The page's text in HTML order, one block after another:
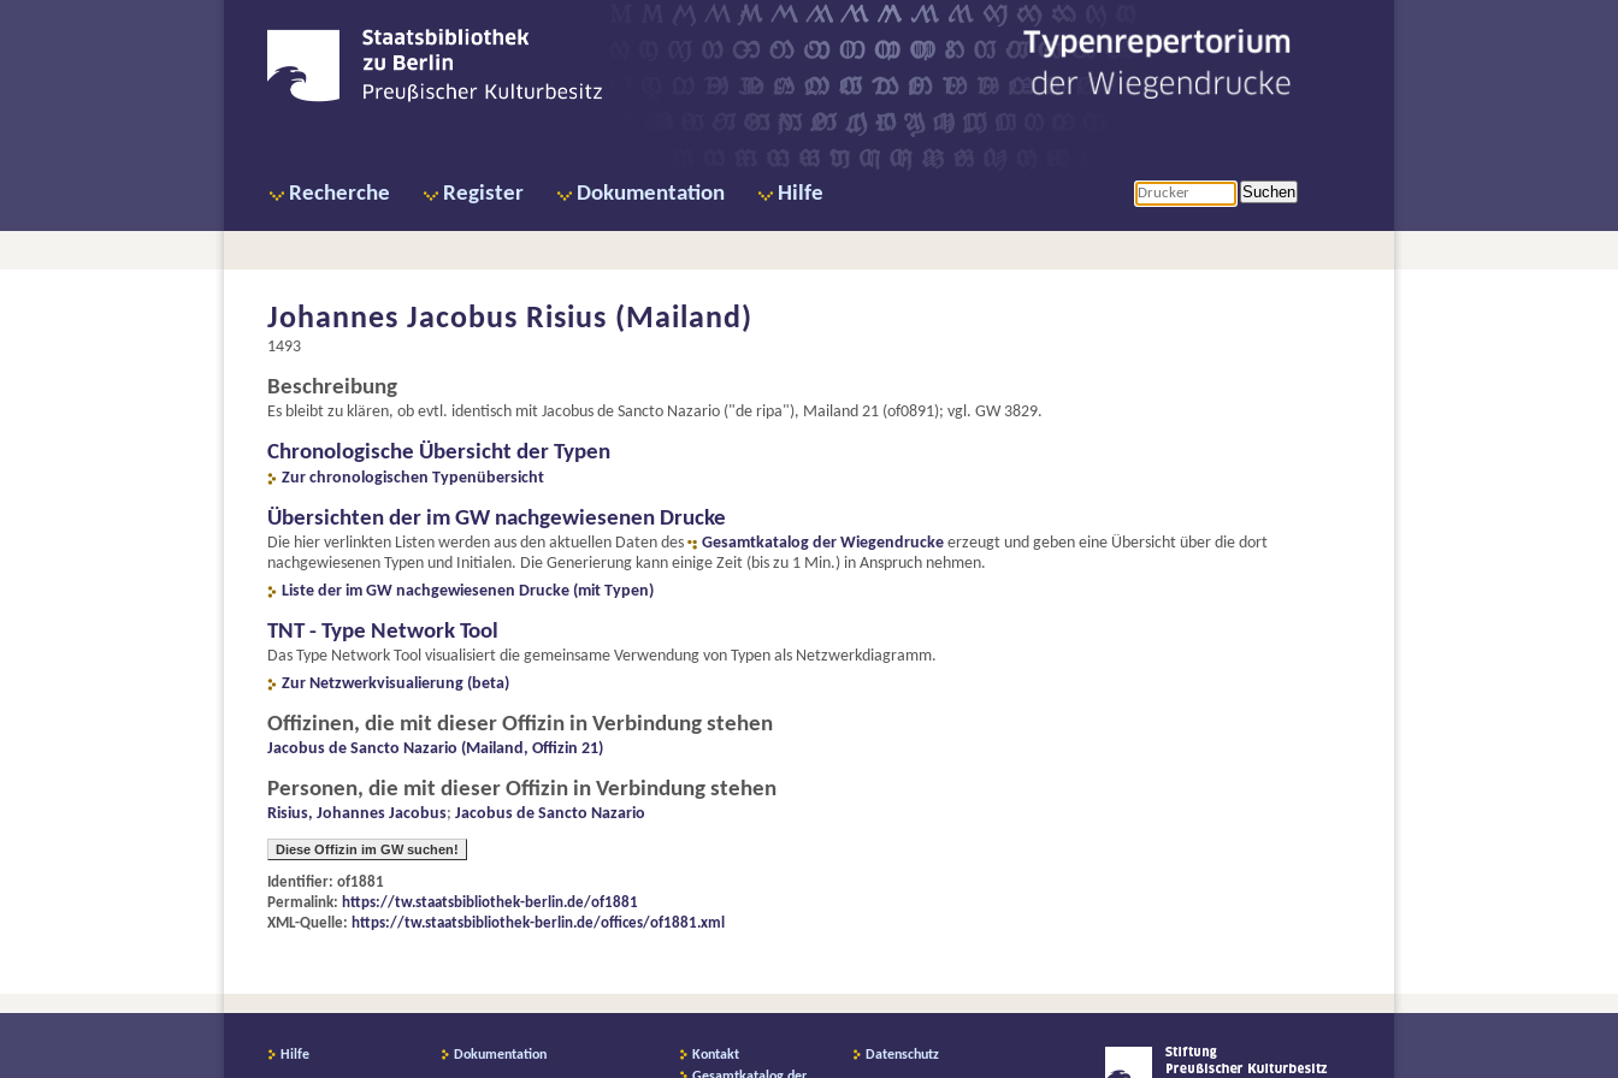
Typenrepertorium
der Wiegendrucke
Recherche Register Dokumentation Hilfe Suchen
Johannes Jacobus Risius (Mailand)
1493
Beschreibung
Es bleibt zu klären, ob evtl. identisch mit Jacobus de Sancto Nazario ("de ripa"), Mailand 21 (of0891); vgl. GW 3829.
Chronologische Übersicht der Typen
Zur chronologischen Typenübersicht
Übersichten der im GW nachgewiesenen Drucke
Die hier verlinkten Listen werden aus den aktuellen Daten des Gesamtkatalog der Wiegendrucke erzeugt und geben eine Übersicht über die dort
nachgewiesenen Typen und Initialen. Die Generierung kann einige Zeit (bis zu 1 Min.) in Anspruch nehmen.
Liste der im GW nachgewiesenen Drucke (mit Typen)
TNT - Type Network Tool
Das Type Network Tool visualisiert die gemeinsame Verwendung von Typen als Netzwerkdiagramm.
Zur Netzwerkvisualierung (beta)
Offizinen, die mit dieser Offizin in Verbindung stehen
Jacobus de Sancto Nazario (Mailand, Offizin 21)
Personen, die mit dieser Offizin in Verbindung stehen
Risius, Johannes Jacobus; Jacobus de Sancto Nazario
Diese Offizin im GW suchen!
Identifier: of1881
Permalink: https://tw.staatsbibliothek-berlin.de/of1881
XML-Quelle: https://tw.staatsbibliothek-berlin.de/offices/of1881.xml
Hilfe Dokumentation
Kontakt
Datenschutz